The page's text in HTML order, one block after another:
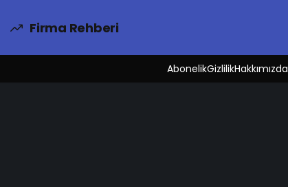
Firma Rehberi
AbonelikGizlilikHakkımızda